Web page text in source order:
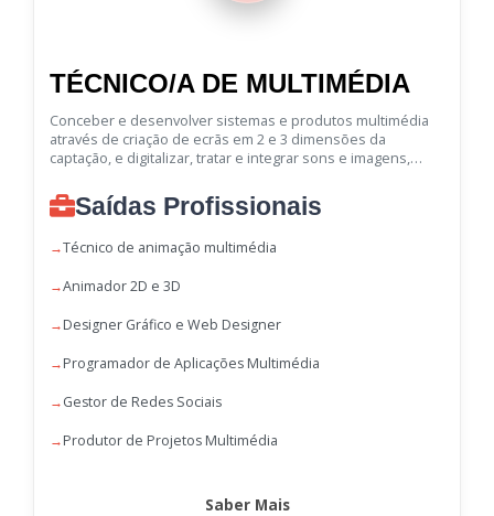
TÉCNICO/A DE MULTIMÉDIA
Conceber e desenvolver sistemas e produtos multimédia
através de criação de ecrãs em 2 e 3 dimensões da
captação, e digitalizar, tratar e integrar sons e imagens,
Saídas Profissionais
Técnico de animação multimédia
Animador 2D e 3D
Designer Gráfico e Web Designer
Programador de Aplicações Multimédia
Gestor de Redes Sociais
Produtor de Projetos Multimédia
Saber Mais